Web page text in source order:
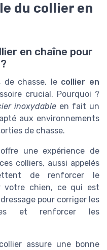
du collier en
en chaîne pour
de chasse, le collier en
crucial. Pourquoi ?
inoxydableen fait un
aux environnements
de chasse.
une expérience de
colliers, aussi appelés
de renforcer le
votre chien, ce qui est
pour corriger les
et renforcer les
assure une bonne